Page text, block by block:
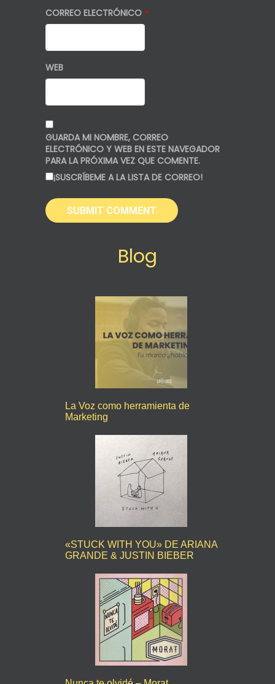
CORREO ELECTRÓNICO *
WEB
GUARDA MI NOMBRE, CORREO
ELECTRÓNICO Y WEB EN ESTE NAVEGADOR
PARA LA PRÓXIMA VEZ QUE COMENTE.
¡SUSCRÍBEME A LA LISTA DE CORREO!
Blog
La Voz como herramienta de
Marketing
«STUCK WITH YOU» DE ARIANA
GRANDE & JUSTIN BIEBER